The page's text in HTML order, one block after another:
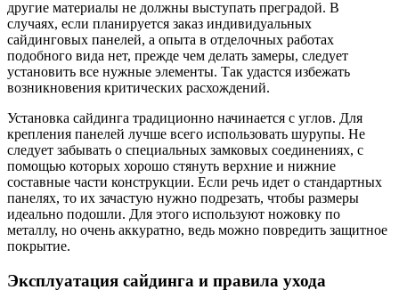
другие материалы не должны выступать преградой. В
случаях, если планируется заказ индивидуальных
сайдинговых панелей, а опыта в отделочных работах
подобного вида нет, прежде чем делать замеры, следует
установить все нужные элементы. Так удастся избежать
возникновения критических расхождений.
Установка сайдинга традиционно начинается с углов. Для
крепления панелей лучше всего использовать шурупы. Не
следует забывать о специальных замковых соединениях, с
помощью которых хорошо стянуть верхние и нижние
составные части конструкции. Если речь идет о стандартных
панелях, то их зачастую нужно подрезать, чтобы размеры
идеально подошли. Для этого используют ножовку по
металлу, но очень аккуратно, ведь можно повредить защитное
покрытие.
Эксплуатация сайдинга и правила ухода